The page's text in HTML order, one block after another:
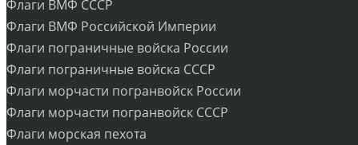
Флаги ВМФ СССР
Флаги ВМФ Российской Империи
Флаги пограничные войска России
Флаги пограничные войска СССР
Флаги морчасти погранвойск России
Флаги морчасти погранвойск СССР
Флаги морская пехота